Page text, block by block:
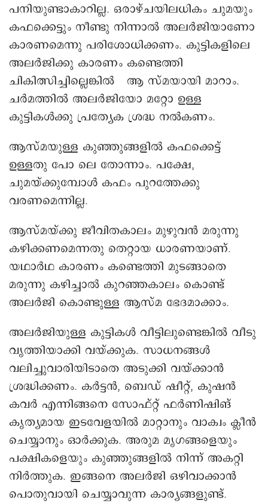
പനിയുണ്ടാകാറില്ല. ഒരാഴ്ചയിലധികം ചുമയും
കഫക്കെട്ടും നീണ്ടു നിന്നാൽ അലർജിയാണോ
കാരണമെന്നു പരിശോധിക്കണം. കുട്ടികളിലെ
അലർജിക്കു കാരണം കണ്ടെത്തി
ചികിത്സിച്ചില്ലെങ്കിൽ ആ സ്‌മയായി മാറാം.
ചർമത്തിൽ അലർജിയോ മറ്റോ ഉള്ള
കുട്ടികൾക്കു പ്രത്യേക ശ്രദ്ധ നൽകണം.
ആസ്മയുള്ള കുഞ്ഞുങ്ങളിൽ കഫക്കെട്ട്
ഉള്ളതു പോ ലെ തോന്നാം. പക്ഷേ,
ചുമയ്ക്കുമ്പോൾ കഫം പുറത്തേക്കു
വരണമെന്നില്ല.
ആസ്മയ്ക്കു ജീവിതകാലം മുഴുവൻ മരുന്നു
കഴിക്കണമെന്നതു തെറ്റായ ധാരണയാണ്.
യഥാർഥ കാരണം കണ്ടെത്തി മുടങ്ങാതെ
മരുന്നു കഴിച്ചാൽ കുറഞ്ഞകാലം കൊണ്ട്
അലർജി കൊണ്ടുള്ള ആസ്‌മ ഭേദമാക്കാം.
അലർജിയുള്ള കുട്ടികൾ വീട്ടിലുണ്ടെങ്കിൽ വീടു
വൃത്തിയാക്കി വയ്ക്കുക. സാധനങ്ങൾ
വലിച്ചുവാരിയിടാതെ അടുക്കി വയ്ക്കാൻ
ശ്രദ്ധിക്കണം. കർട്ടൻ, ബെഡ് ഷീറ്റ്, കുഷന്‍
കവർ എന്നിങ്ങനെ സോഫ്റ്റ് ഫർണിഷിങ്
കൃത്യമായ ഇടവേളയിൽ മാറ്റാനും വാക്വം ക്ലീൻ
ചെയ്യാനും ഓർക്കുക. അരുമ മൃഗങ്ങളെയും
പക്ഷികളെയും കുഞ്ഞുങ്ങളിൽ നിന്ന് അകറ്റി
നിർത്തുക. ഇങ്ങനെ അലർജി ഒഴിവാക്കാൻ
പൊതുവായി ചെയ്യാവുന്ന കാര്യങ്ങളുണ്ട്.